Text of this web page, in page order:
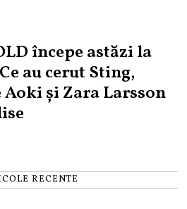
începe astăzi la
au cerut Sting,
Aoki și Zara Larsson
RECENTE